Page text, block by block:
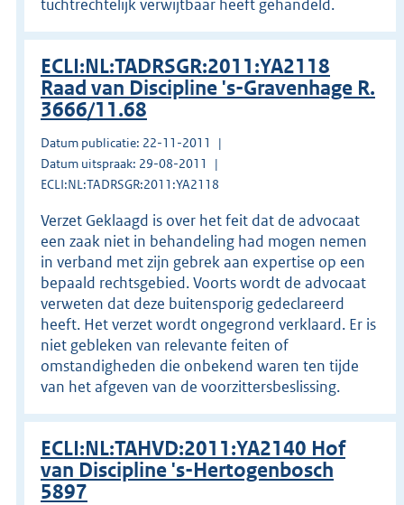
tuchtrechtelijk verwijtbaar heeft gehandeld.
ECLI:NL:TADRSGR:2011:YA2118
Raad van Discipline 's-Gravenhage R.
3666/11.68
Datum publicatie: 22-11-2011
Datum uitspraak: 29-08-2011
ECLI:NL:TADRSGR:2011:YA2118
Verzet Geklaagd is over het feit dat de advocaat
een zaak niet in behandeling had mogen nemen
in verband met zijn gebrek aan expertise op een
bepaald rechtsgebied. Voorts wordt de advocaat
verweten dat deze buitensporig gedeclareerd
heeft. Het verzet wordt ongegrond verklaard. Er is
niet gebleken van relevante feiten of
omstandigheden die onbekend waren ten tijde
van het afgeven van de voorzittersbeslissing.
ECLI:NL:TAHVD:2011:YA2140 Hof
van Discipline 's-Hertogenbosch
5897